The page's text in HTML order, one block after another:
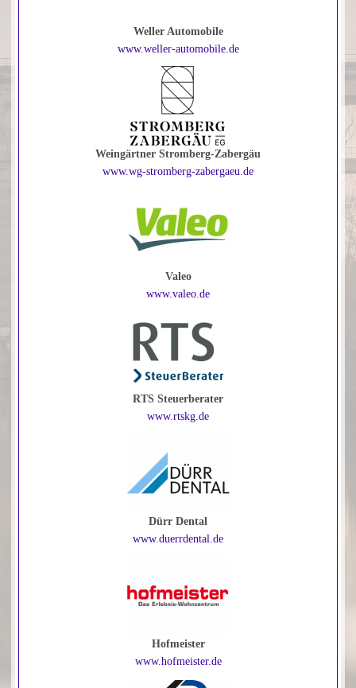
Weller Automobile
www.weller-automobile.de
Weingärtner Stromberg-Zabergäu
www.wg-stromberg-zabergaeu.de
Valeo
www.valeo.de
RTS Steuerberater
www.rtskg.de
Dürr Dental
www.duerrdental.de
Hofmeister
www.hofmeister.de